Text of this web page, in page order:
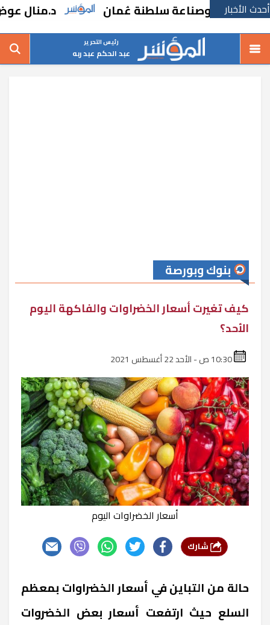
أحدث الأخبار
وصناعة سلطنة عُمان د.منال عوض : تنفيذ 101 حملة تفتيشية وإصدار 73 موافقة بيئية
رئيس التحرير
عبد الحكم عبد ربه
بنوك وبورصة
كيف تغيرت أسعار الخضراوات والفاكهة اليوم
الأحد؟
أسعار الخضراوات اليوم
حالة من التباين في أسعار الخضراوات بمعظم
السلع حيث ارتفعت أسعار بعض الخضروات